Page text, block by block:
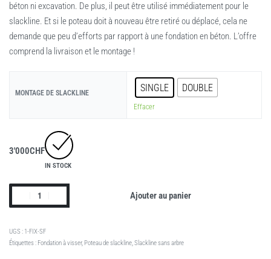
béton ni excavation. De plus, il peut être utilisé immédiatement pour le
slackline. Et si le poteau doit à nouveau être retiré ou déplacé, cela ne
demande que peu d’efforts par rapport à une fondation en béton. L’offre
comprend la livraison et le montage !
MONTAGE DE SLACKLINE SINGLE DOUBLE
Effacer
3'000CHF
IN STOCK
Ajouter au panier
1-FIX-SF
Étiquettes : Fondation à visser, Poteau de slackline Slackline sans arbre